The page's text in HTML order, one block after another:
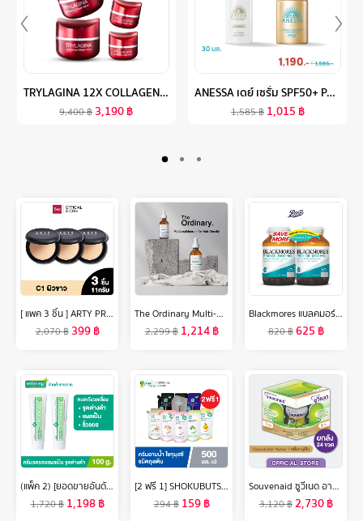
TRYLAGINA 12X COLLAGEN ไตรลาจิน่า คอลลาเจน 12X เซรั่มคืนความอ่อนเยาว์ครบ 5 มิติ 2 กระปุก ฟรี ขนาดพกพา 2 กระปุก
9,400฿ 3,190฿
ANESSA เดย์ เซรั่ม SPF50+ PA++++ ฟรี เพอร์เฟค ยูวี ซันสกรีน สกินแคร์ มิลค์ NA SPF50+ PA++++ 20 มล.
1,585฿ 1,015 ฿
[ แพค 3 ชิ้น ] ARTY PROFESSIONAL SUPER PERFECT POWDER SPF 25 PA++ แป้งผสมรองพื้น เครื่องสำอาง แป้งสำหรับใบหน้า แป้งพัฟ นวัตกรรม LL Base Powder เป็นเนื้อแป้งอณูเล็ก เนื
2,070฿ 399฿
The Ordinary Multi-peptide Serum for Hair Density- 60m l[แพคคู่ 2pcs เอสเซ้นส์ทรีทเม้นต์บำรุงผมให้แข็งแรงและแข็งแรง
2,299฿ 1,214฿
Blackmores แบลคมอร์ส ฟิช ออย 1000 มก. 80 แคปซูล แพ็คคู่
820฿625 ฿
(แพ็ค 2) [ยอดขายอันดับ 1 ในร้านขายยา] Smooth E Cream 100 g. ครีมเวชสำอางลดเลือนริ้วรอย รอยแผลเป็น จุดจ่างดำจากสิว โชว์หน้าใส ไร้ริ้วรอย สมูทอีครีม
1,720฿ 1,198฿
[2 ฟรี 1] SHOKUBUTSU ครีมอาบน้ำ โชกุบุสซึ รีฟิล ถุงเติม 500 มล. (เลือกสูตร)
294฿ 159฿
Souvenaid ซูวีเนด อาหารสำหรับผู้ที่มีอาการอัลไซเมอร์ระยะเริ่มแรก กลิ่นคาปูชิโน ยกลัง (24 ขวดx125มล.) (อาหารทางการแพทย์)
3,120฿2,730฿